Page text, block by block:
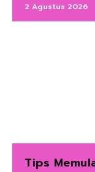
2 Agustus 2026
Tips